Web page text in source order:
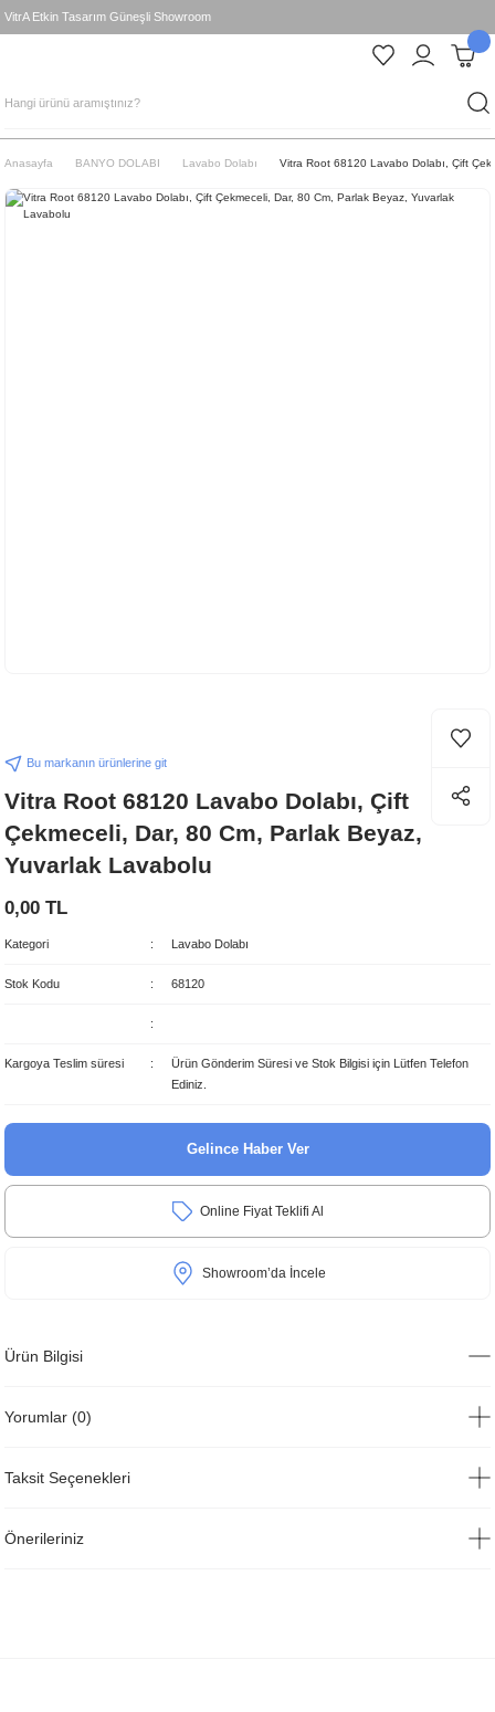
VitrA Etkin Tasarım Güneşli Showroom
Anasayfa BANYO DOLABI Lavabo Dolabı Vitra Root 68120 Lavabo Dolabı, Çift
Bu markanın ürünlerine git
Vitra Root 68120 Lavabo Dolabı, Çift
Çekmeceli, Dar, 80 Cm, Parlak Beyaz,
Yuvarlak Lavabolu
0,00 TL
Kategori Lavabo Dolabı
Stok Kodu 68120
Kargoya Teslim süresi
Ürün Gönderim Süresi ve Stok Bilgisi için Lütfen Telefon
Ediniz.
Gelince Haber Ver
Online Fiyat Teklifi Al
Showroom’da İncele
Ürün Bilgisi
Yorumlar (0)
Taksit Seçenekleri
Önerileriniz